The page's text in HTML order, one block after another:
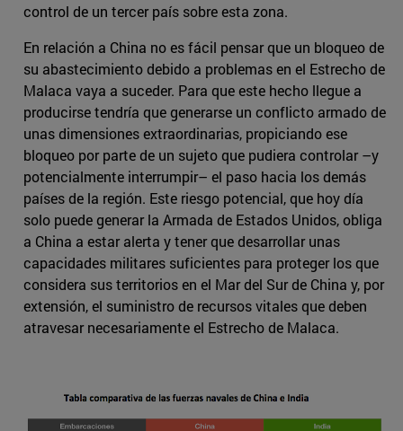
control de un tercer país sobre esta zona.
En relación a China no es fácil pensar que un bloqueo de
su abastecimiento debido a problemas en el Estrecho de
Malaca vaya a suceder. Para que este hecho llegue a
producirse tendría que generarse un conflicto armado de
unas dimensiones extraordinarias, propiciando ese
bloqueo por parte de un sujeto que pudiera controlar –y
potencialmente interrumpir– el paso hacia los demás
países de la región. Este riesgo potencial, que hoy día
solo puede generar la Armada de Estados Unidos, obliga
a China a estar alerta y tener que desarrollar unas
capacidades militares suficientes para proteger los que
considera sus territorios en el Mar del Sur de China y, por
extensión, el suministro de recursos vitales que deben
atravesar necesariamente el Estrecho de Malaca.